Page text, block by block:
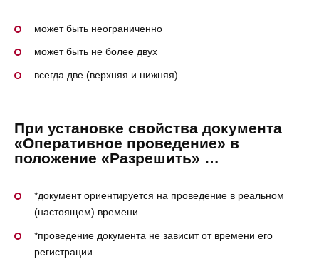
может быть неограниченно
может быть не более двух
всегда две (верхняя и нижняя)
При установке свойства документа
«Оперативное проведение» в
положение «Разрешить» …
*документ ориентируется на проведение в реальном
(настоящем) времени
*проведение документа не зависит от времени его
регистрации